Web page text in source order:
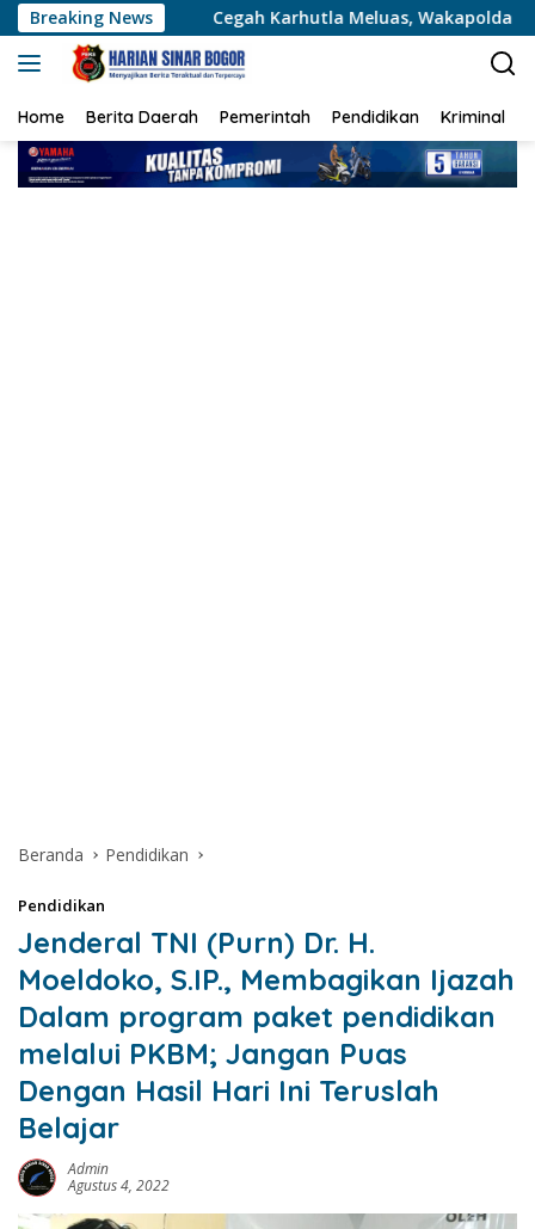
Langsung
ke
konten
Breaking News
Cegah Karhutla Meluas, Wakapolda Riau dan Irdam XIX/
Home Berita Daerah Pemerintah Pendidikan Kriminal
Beranda Pendidikan
Pendidikan
Jenderal TNI (Purn) Dr. H.
Moeldoko, S.IP., Membagikan Ijazah
Dalam program paket pendidikan
melalui PKBM; Jangan Puas
Dengan Hasil Hari Ini Teruslah
Belajar
Admin
Agustus 4, 2022